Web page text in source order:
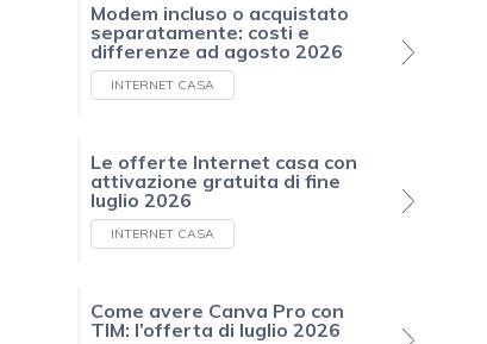
Modem incluso o acquistato
separatamente: costi e
differenze ad agosto 2026
INTERNET CASA
Le offerte Internet casa con
attivazione gratuita di fine
luglio 2026
INTERNET CASA
Come avere Canva Pro con
TIM: l’offerta di luglio 2026